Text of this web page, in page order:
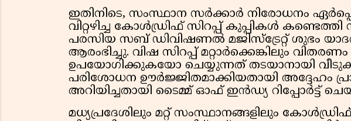
ഇതിനിടെ, സംസ്ഥാന സർക്കാർ നിരോധനം
വിറ്റഴിച്ച കോൾഡ്രിഫ് സിറപ്പ് കുപ്പികൾ കണ്ടെത്തി
പരസിയ സബ് ഡിവിഷണൽ മജിസ്‌ട്രേറ്റ് ശുഭം
ആരംഭിച്ചു. വിഷ സിറപ്പ് മറ്റാർക്കെങ്കിലും
ഉപയോഗിക്കുകയോ ചെയ്യുന്നത് തടയാനായി
പരിശോധന ഊർജ്ജിതമാക്കിയതായി അദ്ദേഹം
അറിയിച്ചതായി ടൈമ്മ് ഓഫ് ഇൻഡ്യ റിപ്പോർട്ട്
മധ്യപ്രദേശിലും മറ്റ് സംസ്ഥാനങ്ങളിലും കോൾഡ്രിഫ്